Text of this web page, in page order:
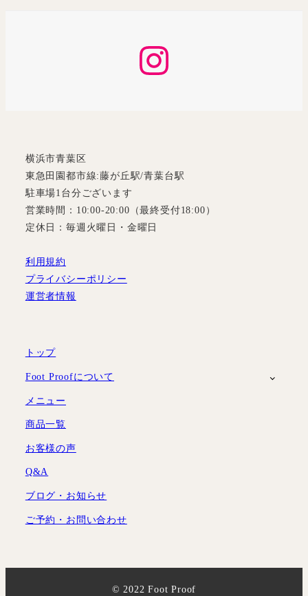
横浜市青葉区
東急田園都市線:藤が丘駅/青葉台駅
駐車場1台分ございます
営業時間：10:00-20:00（最終受付18:00）
定休日：毎週火曜日・金曜日
利用規約
プライバシーポリシー
運営者情報
トップ
Foot Proofについて
メニュー
商品一覧
お客様の声
Q&A
ブログ・お知らせ
ご予約・お問い合わせ
© 2022 Foot Proof